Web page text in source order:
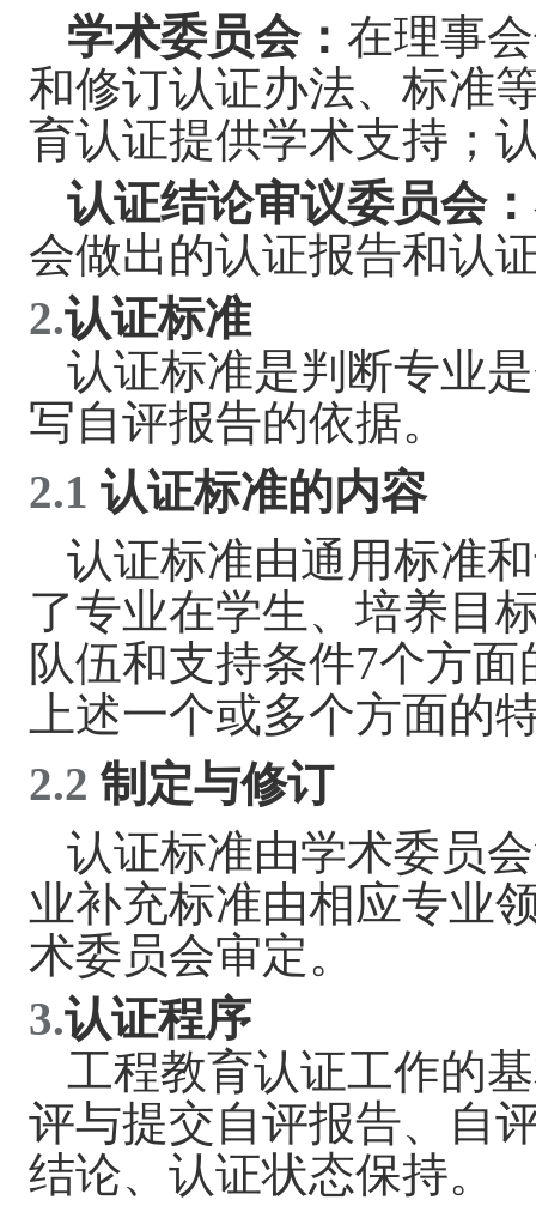
学术委员会： 在理事
和修订认证办法、标准
育认证提供学术支持；
认证结论审议委员会：
会做出的认证报告和认
2.认证标准
认证标准是判断专业
写自评报告的依据。
2.1 认证标准的内容
认证标准由通用标准
了专业在学生、培养目
队伍和支持条件7个方面
上述一个或多个方面的
2.2 制定与修订
认证标准由学术委员
业补充标准由相应专业
术委员会审定。
3.认证程序
工程教育认证工作的
评与提交自评报告、自
结论、认证状态保持。